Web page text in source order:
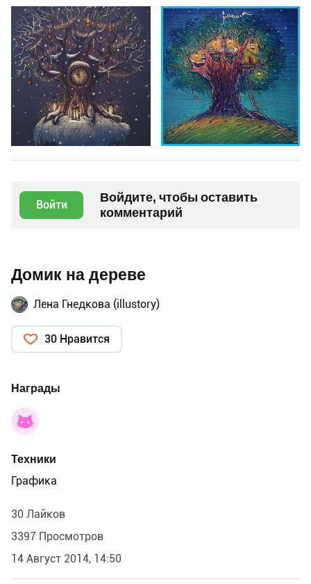
Войти
Войдите, чтобы оставить
комментарий
Домик на дереве
Лена Гнедкова (illustory)
30 Нравится
Награды
Техники
Графика
30 Лайков
3397 Просмотров
14 Август 2014, 14:50